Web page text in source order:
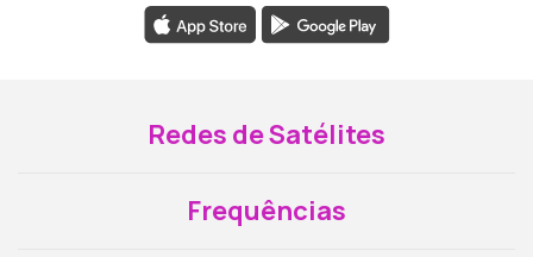
Redes de Satélites
Frequências